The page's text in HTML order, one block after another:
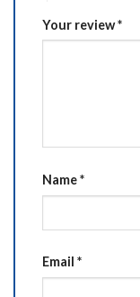
Your review*
Name*
Email *